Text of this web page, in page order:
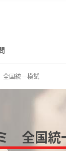
国統一模試
全国統